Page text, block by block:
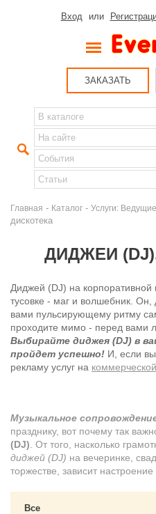
Вход или
ЗАКАЗАТЬ
Главная - Каталог - Услуги:
дискотека
ДИДЖЕИ
Диджей (DJ) на корпоративной
тусовке - маг и волшебник.
вами пульсирующему ритму
проходите мимо - перед вами
Выбирайте диджея (DJ) в
пройдет успешно! И, если
рекламу услуг на
Музыкальное
празднику, вот почему так
(DJ) . От того, насколько
диджей (DJ) на вечеринке,
торжестве, зависит настроение
Все